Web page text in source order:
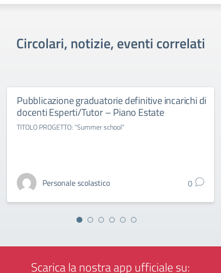
Circolari, notizie, eventi correlati
Pubblicazione graduatorie definitive incarichi di
docenti Esperti/Tutor – Piano Estate
TITOLO PROGETTO: “Summer school”
Personale scolastico 0
Scarica la nostra app ufficiale su: